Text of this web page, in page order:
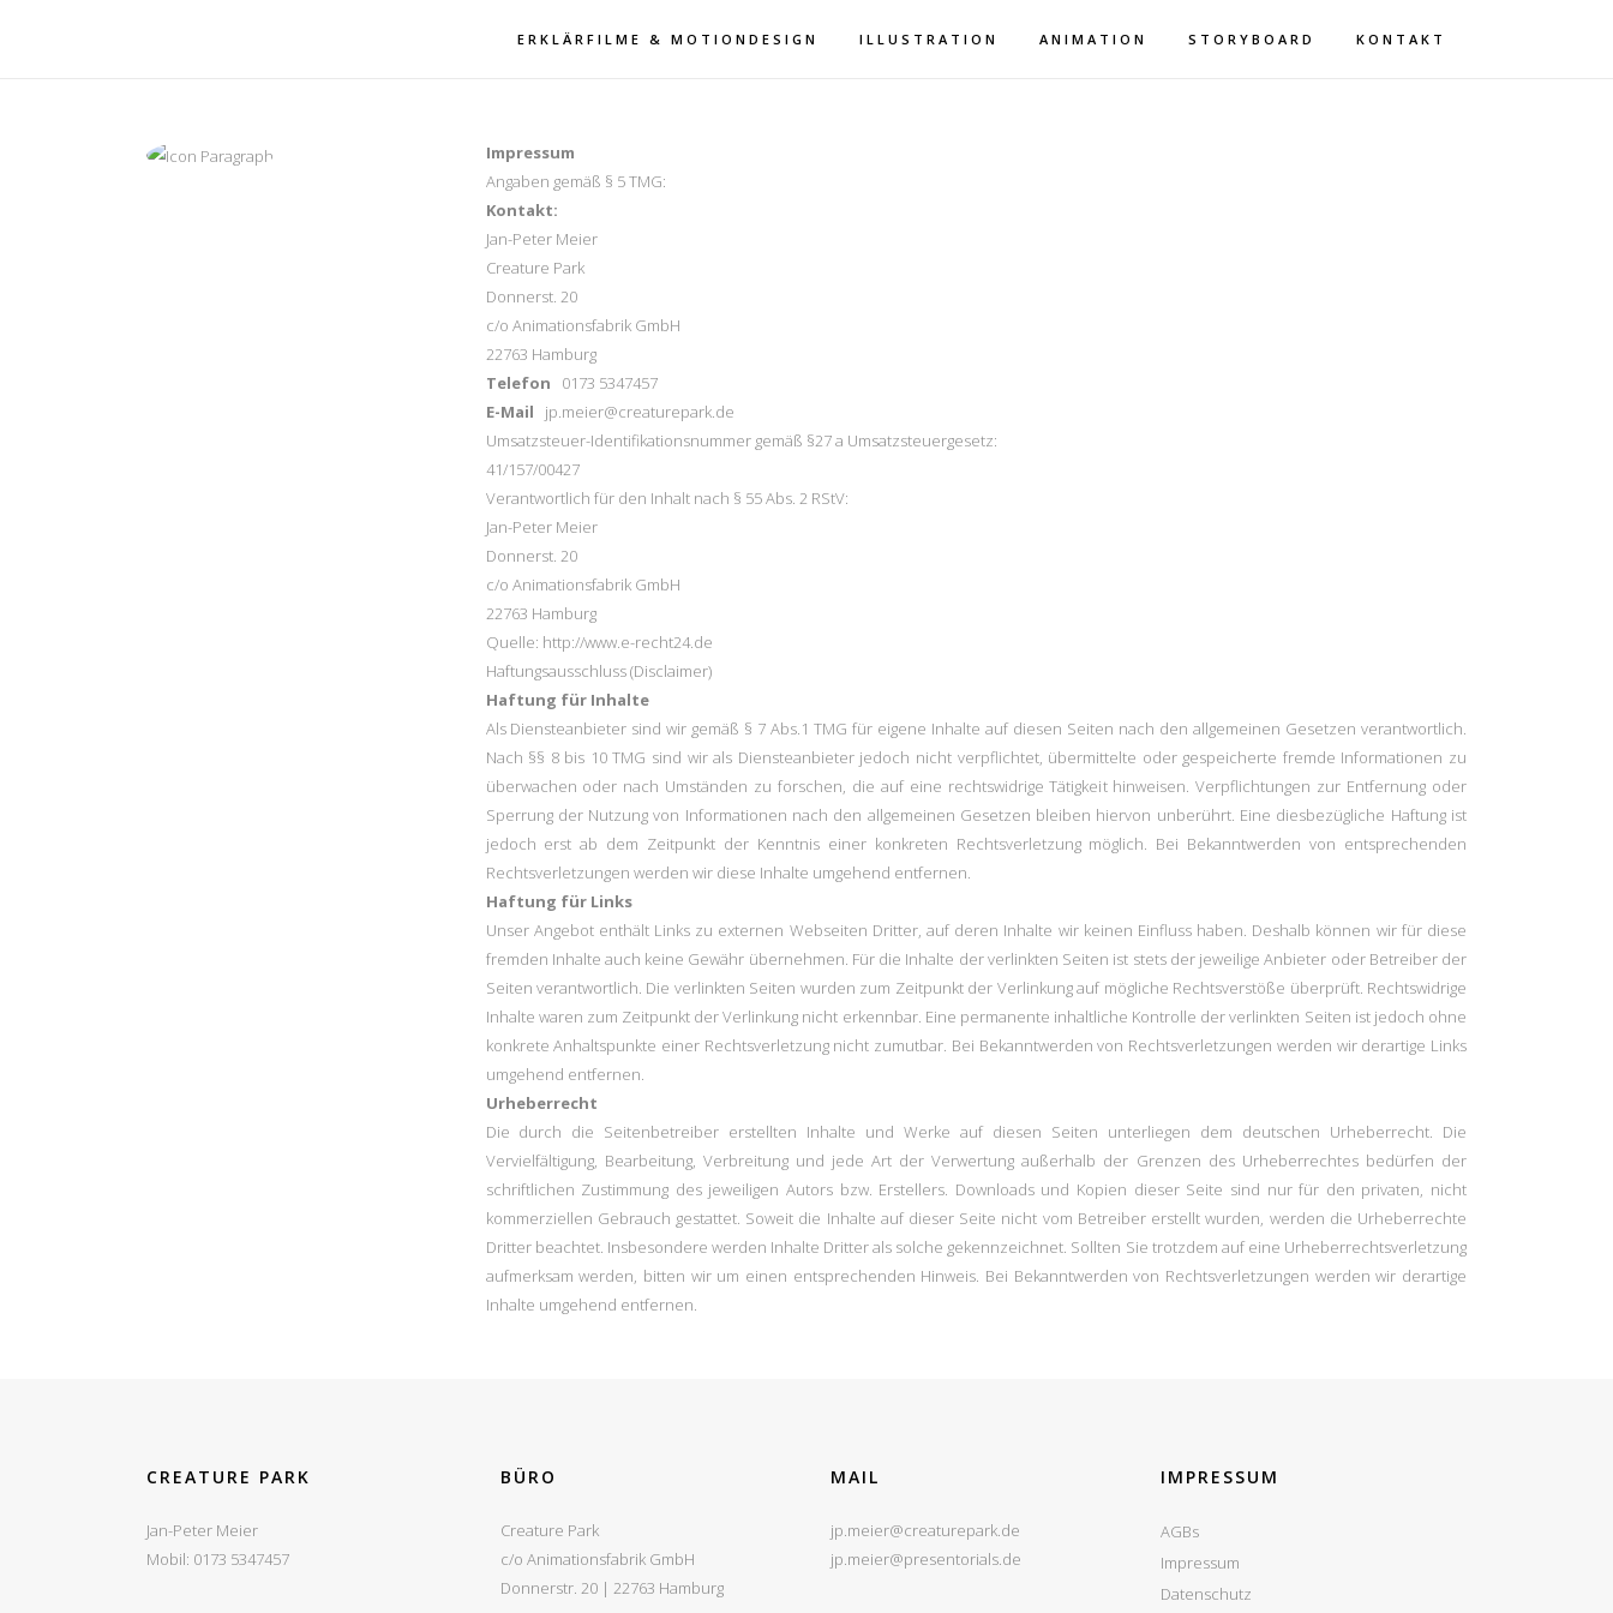
ERKLÄRFILME & MOTIONDESIGN ILLUSTRATION ANIMATION STORYBOARD KONTAKT
Impressum
Angaben gemäß § 5 TMG:
Kontakt:
Jan-Peter Meier
Creature Park
Donnerst. 20
c/o Animationsfabrik GmbH
22763 Hamburg
Telefon 0173 5347457
E-Mail jp.meier@creaturepark.de
Umsatzsteuer-Identifikationsnummer gemäß §27 a Umsatzsteuergesetz:
41/157/00427
Verantwortlich für den Inhalt nach § 55 Abs. 2 RStV:
Jan-Peter Meier
Donnerst. 20
c/o Animationsfabrik GmbH
22763 Hamburg
Quelle: http://www.e-recht24.de
Haftungsausschluss (Disclaimer)
Haftung für Inhalte
Als Diensteanbieter sind wir gemäß § 7 Abs.1 TMG für eigene Inhalte auf diesen Seiten nach den allgemeinen Gesetzen verantwortlich.
Nach §§ 8 bis 10 TMG sind wir als Diensteanbieter jedoch nicht verpflichtet, übermittelte oder gespeicherte fremde Informationen zu
überwachen oder nach Umständen zu forschen, die auf eine rechtswidrige Tätigkeit hinweisen. Verpflichtungen zur Entfernung oder
Sperrung der Nutzung von Informationen nach den allgemeinen Gesetzen bleiben hiervon unberührt. Eine diesbezügliche Haftung ist
jedoch erst ab dem Zeitpunkt der Kenntnis einer konkreten Rechtsverletzung möglich. Bei Bekanntwerden von entsprechenden
Rechtsverletzungen werden wir diese Inhalte umgehend entfernen.
Haftung für Links
Unser Angebot enthält Links zu externen Webseiten Dritter, auf deren Inhalte wir keinen Einfluss haben. Deshalb können wir für diese
fremden Inhalte auch keine Gewähr übernehmen. Für die Inhalte der verlinkten Seiten ist stets der jeweilige Anbieter oder Betreiber der
Seiten verantwortlich. Die verlinkten Seiten wurden zum Zeitpunkt der Verlinkung auf mögliche Rechtsverstöße überprüft. Rechtswidrige
Inhalte waren zum Zeitpunkt der Verlinkung nicht erkennbar. Eine permanente inhaltliche Kontrolle der verlinkten Seiten ist jedoch ohne
konkrete Anhaltspunkte einer Rechtsverletzung nicht zumutbar. Bei Bekanntwerden von Rechtsverletzungen werden wir derartige Links
umgehend entfernen.
Urheberrecht
Die durch die Seitenbetreiber erstellten Inhalte und Werke auf diesen Seiten unterliegen dem deutschen Urheberrecht. Die
Vervielfältigung, Bearbeitung, Verbreitung und jede Art der Verwertung außerhalb der Grenzen des Urheberrechtes bedürfen der
schriftlichen Zustimmung des jeweiligen Autors bzw. Erstellers. Downloads und Kopien dieser Seite sind nur für den privaten, nicht
kommerziellen Gebrauch gestattet. Soweit die Inhalte auf dieser Seite nicht vom Betreiber erstellt wurden, werden die Urheberrechte
Dritter beachtet. Insbesondere werden Inhalte Dritter als solche gekennzeichnet. Sollten Sie trotzdem auf eine Urheberrechtsverletzung
aufmerksam werden, bitten wir um einen entsprechenden Hinweis. Bei Bekanntwerden von Rechtsverletzungen werden wir derartige
Inhalte umgehend entfernen.
CREATURE PARK
Jan-Peter Meier
Mobil: 0173 5347457
BÜRO
Creature Park
c/o Animationsfabrik GmbH
Donnerstr. 20 | 22763 Hamburg
MAIL
jp.meier@creaturepark.de
jp.meier@presentorials.de
IMPRESSUM
AGBs
Impressum
Datenschutz